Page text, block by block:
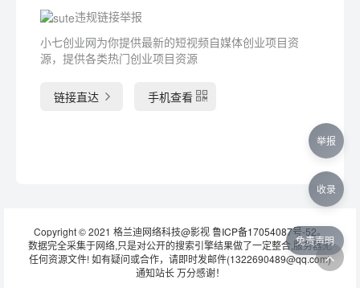
违规链接举报
小七创业网为你提供最新的短视频自媒体创业项目资
源，提供各类热门创业项目资源
链接直达 手机查看
Copyright © 2021 格兰迪网络科技@影视鲁ICP备17054087号-52。
数据完全采集于网络,只是对公开的搜索引擎结果做了一定整合,服务器无
任何资源文件! 如有疑问或合作，请即时发邮件(1322690489@qq.com)
通知站长 万分感谢！
免责声明
举报
收录